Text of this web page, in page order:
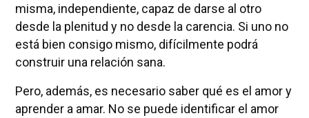
misma, independiente, capaz de darse al otro
desde la plenitud y no desde la carencia. Si uno no
está bien consigo mismo, difícilmente podrá
construir una relación sana.
Pero, además, es necesario saber qué es el amor y
aprender a amar. No se puede identificar el amor